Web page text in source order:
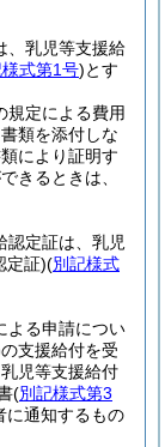
、乳児等支援給
式第1号)とす
規定による費用
類を添付しな
により証明す
きるときは、
認定証は、乳児
定証)(別記様式
よる申請につい
支援給付を受
児等支援給付
(別記様式第3
に通知するもの